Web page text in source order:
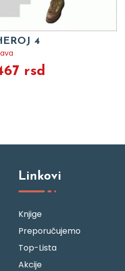
4
rsd
Linkovi
Knjige
Preporučujemo
Top-Lista
Akcije